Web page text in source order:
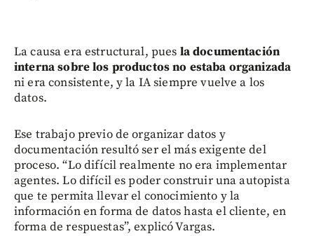
La causa era estructural, pues la documentación
interna sobre los productos no estaba organizada
ni era consistente, y la IA siempre vuelve a los
datos.
Ese trabajo previo de organizar datos y
documentación resultó ser el más exigente del
proceso. “Lo difícil realmente no era implementar
agentes. Lo difícil es poder construir una autopista
que te permita llevar el conocimiento y la
información en forma de datos hasta el cliente, en
forma de respuestas”, explicó Vargas.